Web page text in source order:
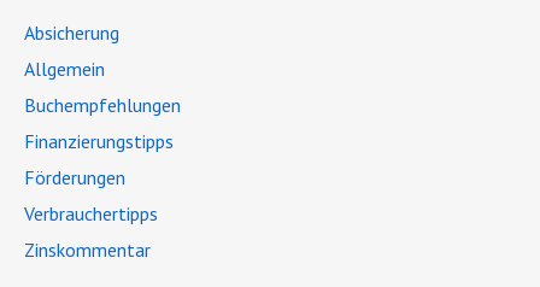
Absicherung
Allgemein
Buchempfehlungen
Finanzierungstipps
Förderungen
Verbrauchertipps
Zinskommentar